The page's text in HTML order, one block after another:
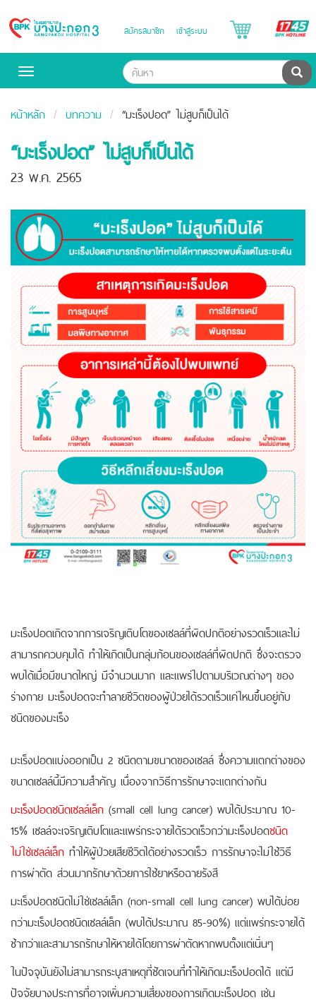
Bangpakok
สมัครสมาชิก เข้าสู่ระบบ
Toggle
ค้น
หน้าหลัก บทความ “มะเร็งปอด” ไม่สูบก็เป็นได้
“มะเร็งปอด” ไม่สูบก็เป็นได้
23 พ.ค. 2565
มะเร็งปอดเกิดจากการเจริญเติบโตของเซลล์ที่ผิดปกติอย่างรวดเร็วและไม่
สามารถควบคุมได้ ทำให้เกิดเป็นกลุ่มก้อนของเซลล์ที่ผิดปกติ ซึ่งจะตรวจ
พบได้เมื่อมีขนาดใหญ่ มีจำนวนมาก และแพร่ไปตามบริเวณต่างๆ ของ
ร่างกาย มะเร็งปอดจะทำลายชีวิตของผู้ป่วยได้รวดเร็วแค่ไหนขึ้นอยู่กับ
ชนิดของมะเร็ง
มะเร็งปอดแบ่งออกเป็น 2 ชนิดตามขนาดของเซลล์ ซึ่งความแตกต่างของ
ขนาดเซลล์นี้มีความสำคัญ เนื่องจากวิธีการรักษาจะแตกต่างกัน
มะเร็งปอดชนิดเซลล์เล็ก (small cell lung cancer) พบได้ประมาณ 10-
15% เซลล์จะเจริญเติบโตและแพร่กระจายได้รวดเร็วกว่ามะเร็งปอดชนิด
ไม่ใช่เซลล์เล็ก ทำให้ผู้ป่วยเสียชีวิตได้อย่างรวดเร็ว การรักษาจะไม่ใช้วิธี
การผ่าตัด ส่วนมากรักษาด้วยการใช้ยาหรือฉายรังสี
มะเร็งปอดชนิดไม่ใช่เซลล์เล็ก (non-small cell lung cancer) พบได้บ่อย
กว่ามะเร็งปอดชนิดเซลล์เล็ก (พบได้ประมาณ 85-90%) แต่แพร่กระจายได้
ช้ากว่าและสามารถรักษาให้หายได้โดยการผ่าตัดหากพบตั้งแต่เนิ่นๆ
ในปัจจุบันยังไม่สามารถระบุสาเหตุที่ชัดเจนที่ทำให้เกิดมะเร็งปอดได้ แต่มี
ปัจจัยบางประการที่อาจเพิ่มความเสี่ยงของการเกิดมะเร็งปอด เช่น